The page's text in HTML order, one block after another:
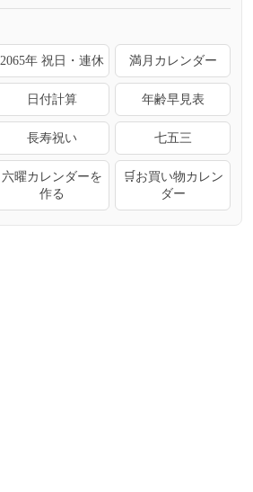
2065年 祝日・連休 満月カレンダー
日付計算 年齢早見表
長寿祝い 七五三
六曜カレンダーを
作る
🛒お買い物カレン
ダー